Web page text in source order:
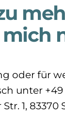
oder für
unter +49
1, 83370